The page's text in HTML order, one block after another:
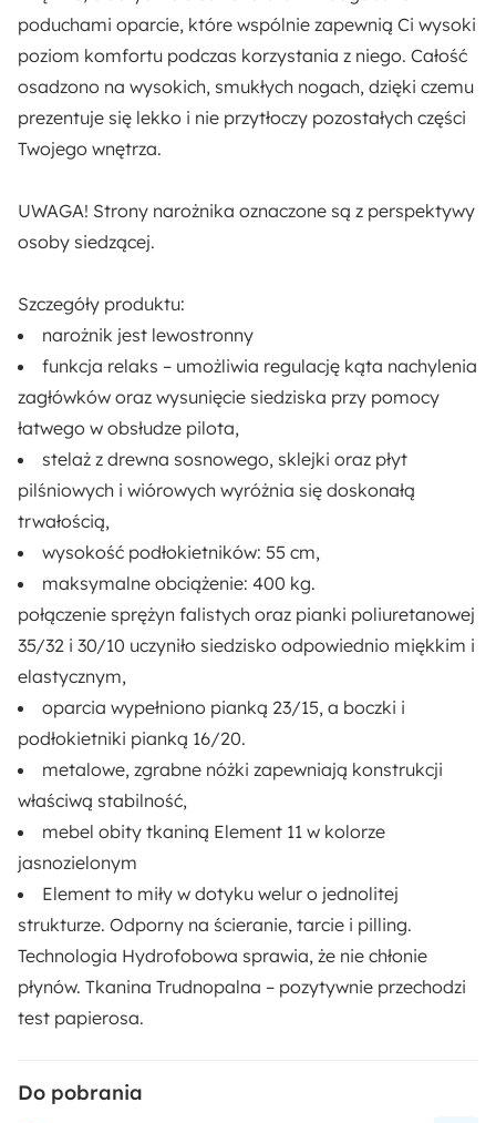
Rodzaj boków:
Prostokątne
Pomieszczenie:
Funkcja spania:
Strona mebla:
Pojemnik na pościel:
Nie
Styl:
Nowoczesny
Tapicerowany Tył:
Nie
Regulowane zagłówki:
Nie
Rodzaj narożnika:
Z wyborem strony
Długość:
234 cm
Rodzaj:
Lewostronny
Płyta meblowa
poduchami oparcie, które wspólnie zapewnią Ci wysoki
poziom komfortu podczas korzystania z niego. Całość
osadzono na wysokich, smukłych nogach, dzięki czemu
prezentuje się lekko i nie przytłoczy pozostałych części
Twojego wnętrza.
UWAGA! Strony narożnika oznaczone są z perspektywy
osoby siedzącej.
Szczegóły produktu:
narożnik jest lewostronny
funkcja relaks – umożliwia regulację kąta nachylenia
zagłówków oraz wysunięcie siedziska przy pomocy
łatwego w obsłudze pilota,
stelaż z drewna sosnowego, sklejki oraz płyt
pilśniowych i wiórowych wyróżnia się doskonałą
trwałością,
wysokość podłokietników: 55 cm,
maksymalne obciążenie: 400 kg.
połączenie sprężyn falistych oraz pianki poliuretanowej
35/32 i 30/10 uczyniło siedzisko odpowiednio miękkim i
elastycznym,
oparcia wypełniono pianką 23/15, a boczki i
podłokietniki pianką 16/20.
metalowe, zgrabne nóżki zapewniają konstrukcji
właściwą stabilność,
mebel obity tkaniną Element 11 w kolorze
jasnozielonym
Element to miły w dotyku welur o jednolitej
strukturze. Odporny na ścieranie, tarcie i pilling.
Technologia Hydrofobowa sprawia, że nie chłonie
płynów. Tkanina Trudnopalna – pozytywnie przechodzi
test papierosa.
Do pobrania